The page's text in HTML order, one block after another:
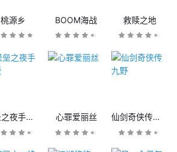
桃源乡 BOOM海战 救赎之地
堡垒之夜手机版 心罪爱丽丝 仙剑奇侠传九野